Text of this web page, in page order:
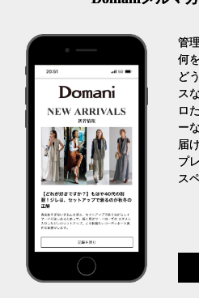
管
何
ど
ス
ロ
ー
届
プ
ス